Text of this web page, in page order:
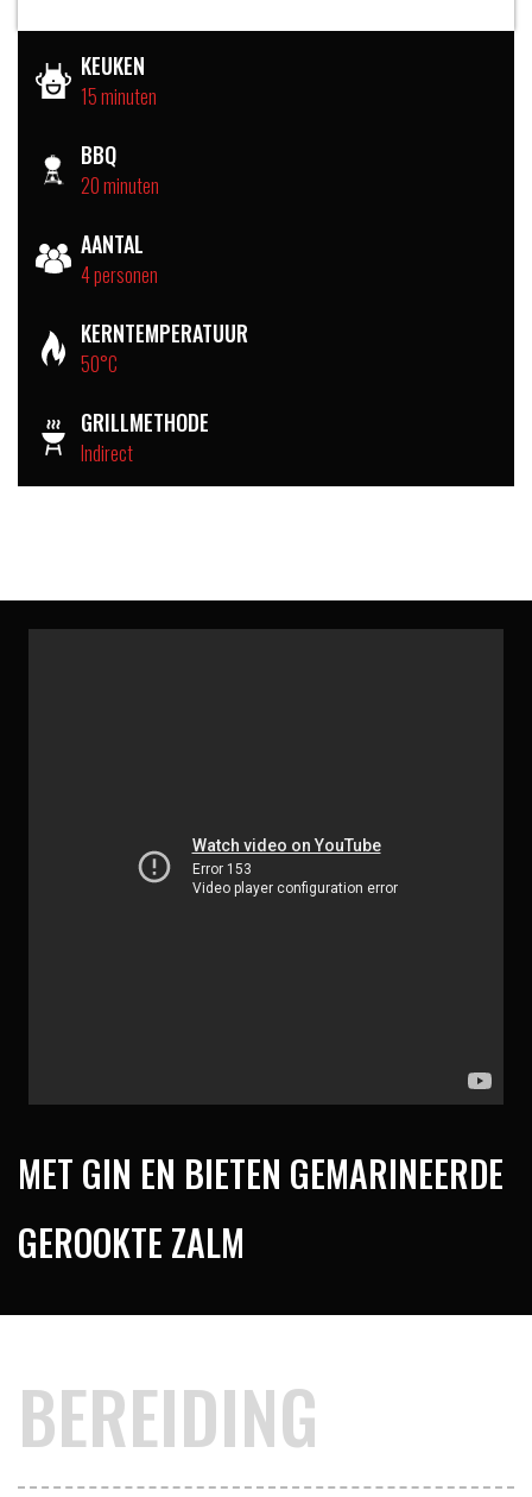
KEUKEN
15 minuten
BBQ
20 minuten
AANTAL
4 personen
KERNTEMPERATUUR
50°C
GRILLMETHODE
Indirect
MET GIN EN BIETEN GEMARINEERDE
GEROOKTE ZALM
BEREIDING